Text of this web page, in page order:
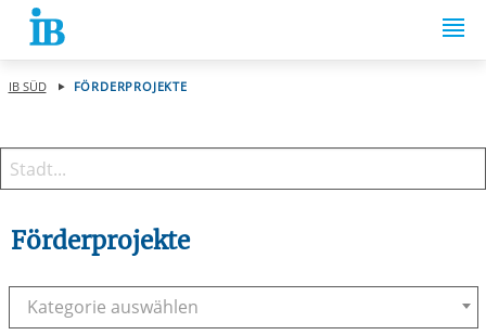
Springe zum Inhalt
IB SÜD FÖRDERPROJEKTE
Förderprojekte
Kategorie auswählen